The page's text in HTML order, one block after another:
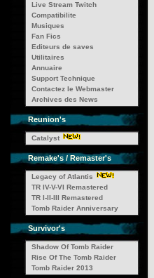
Live Stream Twitch
Compatibilite
Musiques
Fan Fics
Editeurs de saves
Utilitaires
Annuaire
Support Technique
Contactez le Webmaster
Archives des News
Reunion's
Catalyst
Remake's / Remaster's
Legacy of Atlantis
TR IV-V-VI Remastered
TR I-II-III Remastered
Tomb Raider Anniversary
Survivor's
Shadow Of Tomb Raider
Rise Of The Tomb Raider
Tomb Raider 2013